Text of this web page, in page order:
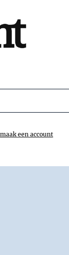
een account